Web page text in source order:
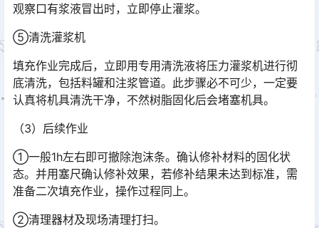
观察口有浆液冒出时，立即停止灌浆。󠅅󠅃󠄵󠅂󠄪󠇖󠆨󠆨󠇕󠆞󠆒󠅬󠇘󠆭󠆘󠇙󠆝󠅵󠇗󠆭󠆁󠄐󠇗󠅹󠅸󠇖󠆍󠅳󠇖󠅹󠅰󠇖󠆌󠅹
⑤清洗灌浆机
填充作业完成后，立即用专用清洗液将压力灌浆机进行彻
底清洗，包括料罐和注浆管道。此步骤必不可少，一定要
认真将机具清洗干净，不然树脂固化后会堵塞机具。
（3）后续作业
①一般1h左右即可撤除泡沫条。确认修补材料的固化状
态。并用塞尺确认修补效果，若修补结果未达到标准，需
准备二次填充作业，操作过程同上。
②清理器材及现场清理打扫。